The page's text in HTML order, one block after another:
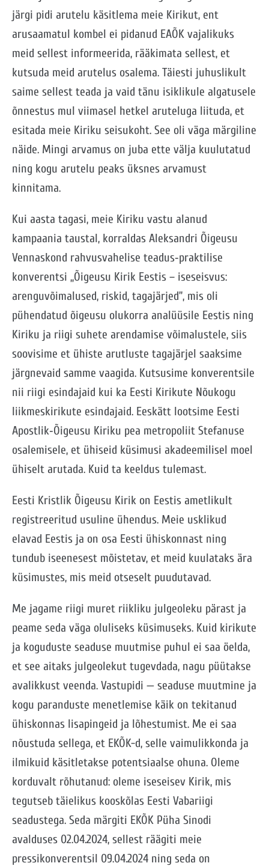
järgi pidi arutelu käsitlema meie Kirikut, ent
arusaamatul kombel ei pidanud EAÕK vajalikuks
meid sellest informeerida, rääkimata sellest, et
kutsuda meid arutelus osalema. Täiesti juhuslikult
saime sellest teada ja vaid tänu isiklikule algatusele
õnnestus mul viimasel hetkel aruteluga liituda, et
esitada meie Kiriku seisukoht. See oli väga märgiline
näide. Mingi arvamus on juba ette välja kuulutatud
ning kogu arutelu peaks üksnes arvamust
kinnitama.
Kui aasta tagasi, meie Kiriku vastu alanud
kampaania taustal, korraldas Aleksandri Õigeusu
Vennaskond rahvusvahelise teadus‑praktilise
konverentsi „Õigeusu Kirik Eestis – iseseisvus:
arenguvõimalused, riskid, tagajärjed”, mis oli
pühendatud õigeusu olukorra analüüsile Eestis ning
Kiriku ja riigi suhete arendamise võimalustele, siis
soovisime et ühiste arutluste tagajärjel saaksime
järgnevaid samme vaagida. Kutsusime konverentsile
nii riigi esindajaid kui ka Eesti Kirikute Nõukogu
liikmeskirikute esindajaid. Eeskätt lootsime Eesti
Apostlik‑Õigeusu Kiriku pea metropoliit Stefanuse
osalemisele, et ühiseid küsimusi akadeemilisel moel
ühiselt arutada. Kuid ta keeldus tulemast.
Eesti Kristlik Õigeusu Kirik on Eestis ametlikult
registreeritud usuline ühendus. Meie usklikud
elavad Eestis ja on osa Eesti ühiskonnast ning
tundub iseenesest mõistetav, et meid kuulataks ära
küsimustes, mis meid otseselt puudutavad.
Me jagame riigi muret riikliku julgeoleku pärast ja
peame seda väga oluliseks küsimuseks. Kuid kirikute
ja koguduste seaduse muutmise puhul ei saa öelda,
et see aitaks julgeolekut tugevdada, nagu püütakse
avalikkust veenda. Vastupidi — seaduse muutmine ja
kogu paranduste menetlemise käik on tekitanud
ühiskonnas lisapingeid ja lõhestumist. Me ei saa
nõustuda sellega, et EKÕK-d, selle vaimulikkonda ja
ilmikuid käsitletakse potentsiaalse ohuna. Oleme
korduvalt rõhutanud: oleme iseseisev Kirik, mis
tegutseb täielikus kooskõlas Eesti Vabariigi
seadustega. Seda märgiti EKÕK Püha Sinodi
avalduses 02.04.2024, sellest räägiti meie
pressikonverentsil 09.04.2024 ning seda on